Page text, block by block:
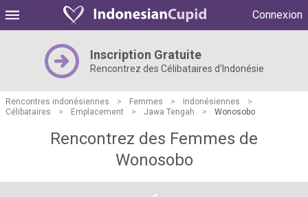
Connexion
Inscription Gratuite
Rencontrez des Célibataires d'Indonésie
Rencontres indonésiennes > Femmes > Indonésiennes
>
Célibataires
> Emplacement > Jawa Tengah > Wonosobo
Rencontrez des Femmes de
Wonosobo